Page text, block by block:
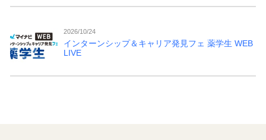
2026/10/24
インターンシップ＆キャリア発見フェ 薬学生 WEB
LIVE